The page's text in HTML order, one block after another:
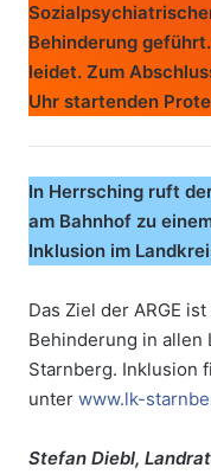
Behinderung
leidet. Zum
Uhr startenden
In Herrsching ruft
am Bahnhof zu
Inklusion im
Das Ziel der ARGE
Behinderung in allen
Starnberg. Inklusion
unter www.lk-
Stefan Diebl,